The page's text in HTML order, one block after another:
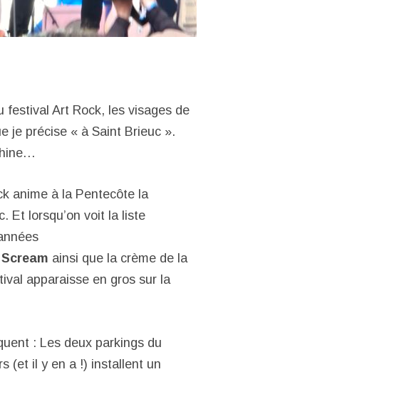
festival Art Rock, les visages de
je précise « à Saint Brieuc ».
anime à la Pentecôte la
Et lorsqu’on voit la liste
ainsi que la crème de la
apparaisse en gros sur la
: Les deux parkings du
(et il y en a !) installent un